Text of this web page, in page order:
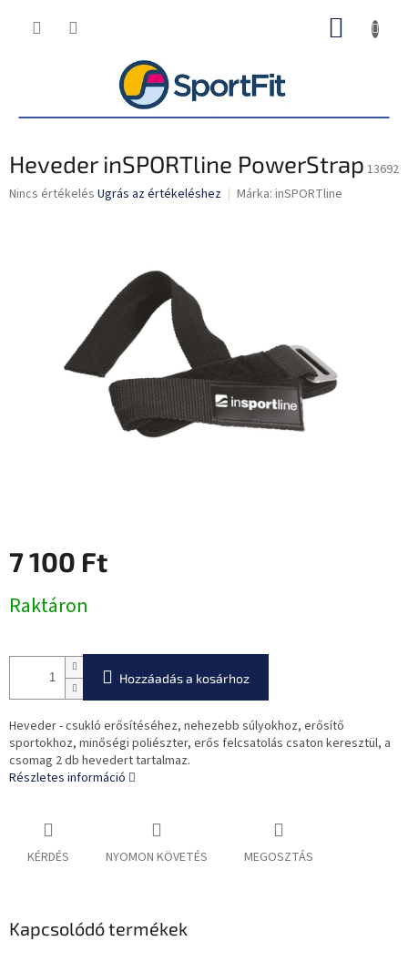
KOSÁR
Heveder inSPORTline PowerStrap 13692
A
Nincs értékelés Ugrás az értékeléshez Márka: inSPORTline
7 100 Ft
Raktáron
Hozzáadás a kosárhoz
Heveder - csukló erősítéséhez, nehezebb súlyokhoz, erősítő
sportokhoz, minőségi poliészter, erős felcsatolás csaton keresztül, a
csomag 2 db hevedert tartalmaz.
Részletes információ
KÉRDÉS NYOMON KÖVETÉS MEGOSZTÁS
Kapcsolódó termékek